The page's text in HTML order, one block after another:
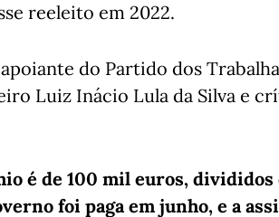
reeleito em 2022.
do Partido dos
Luiz Inácio Lula da Silva e
é de 100 mil euros,
foi paga em junho, e a